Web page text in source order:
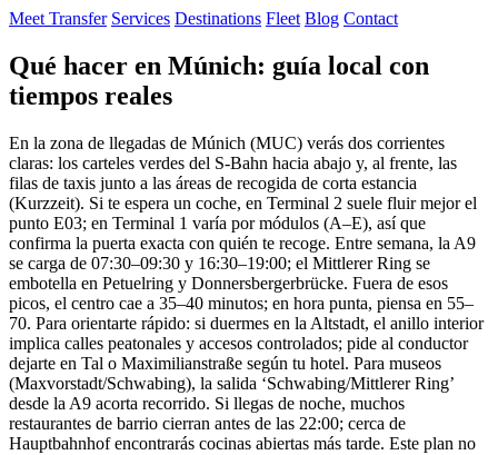
Meet Transfer Services Destinations Fleet Blog Contact
Qué hacer en Múnich: guía local con
tiempos reales
En la zona de llegadas de Múnich (MUC) verás dos corrientes
claras: los carteles verdes del S‑Bahn hacia abajo y, al frente, las
filas de taxis junto a las áreas de recogida de corta estancia
(Kurzzeit). Si te espera un coche, en Terminal 2 suele fluir mejor el
punto E03; en Terminal 1 varía por módulos (A–E), así que
confirma la puerta exacta con quién te recoge. Entre semana, la A9
se carga de 07:30–09:30 y 16:30–19:00; el Mittlerer Ring se
embotella en Petuelring y Donnersbergerbrücke. Fuera de esos
picos, el centro cae a 35–40 minutos; en hora punta, piensa en 55–
70. Para orientarte rápido: si duermes en la Altstadt, el anillo interior
implica calles peatonales y accesos controlados; pide al conductor
dejarte en Tal o Maximilianstraße según tu hotel. Para museos
(Maxvorstadt/Schwabing), la salida ‘Schwabing/Mittlerer Ring’
desde la A9 acorta recorrido. Si llegas de noche, muchos
restaurantes de barrio cierran antes de las 22:00; cerca de
Hauptbahnhof encontrarás cocinas abiertas más tarde. Este plan no